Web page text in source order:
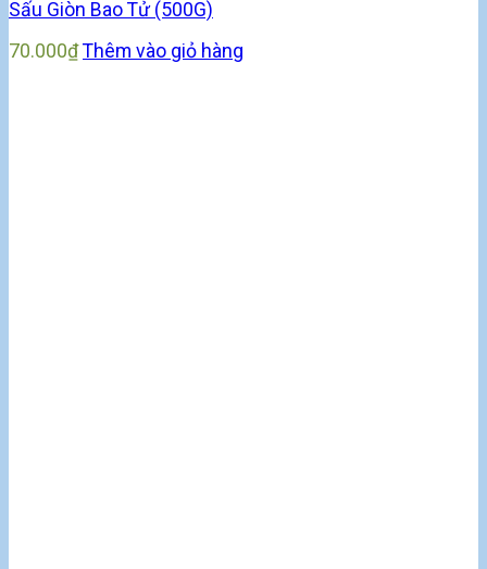
Sấu Giòn Bao Tử (500G)
70.000₫ Thêm vào giỏ hàng